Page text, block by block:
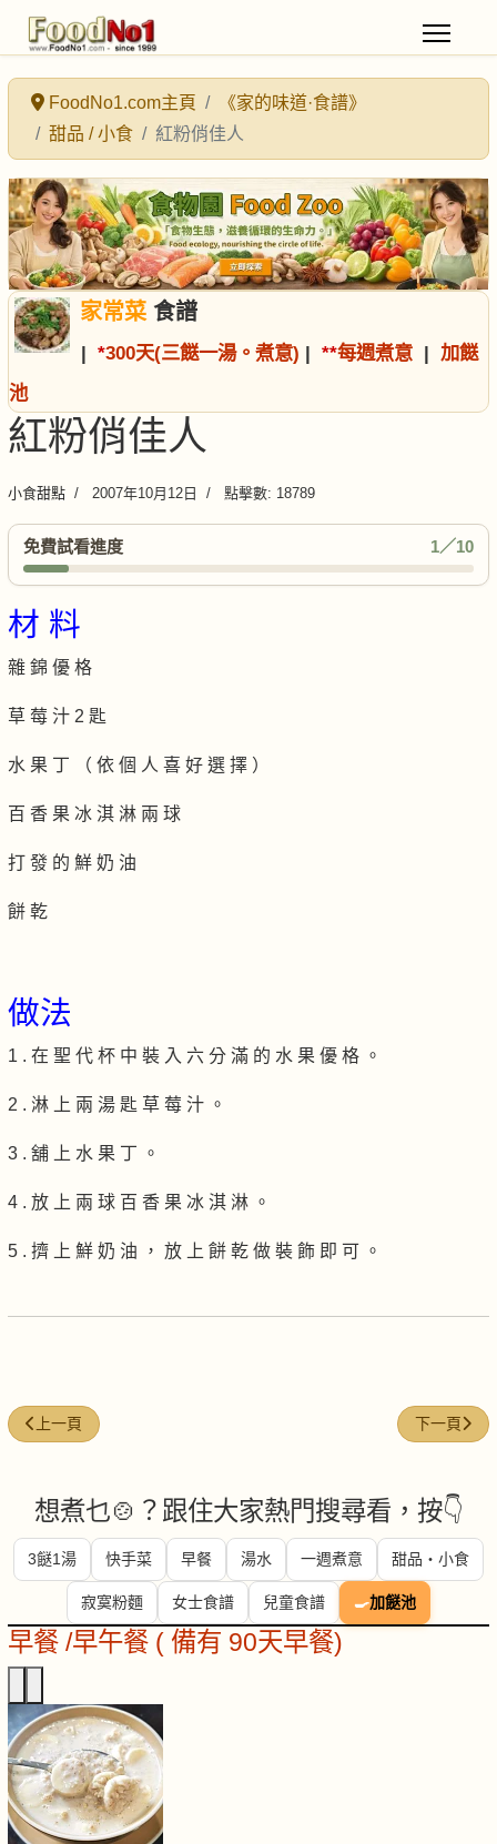
FoodNo1.com主頁
《家的味道·食譜》
甜品 / 小食
紅粉俏佳人
家常菜食譜
| *300天(三餸一湯。煮意) | **每週煮意 | 加餸
池
紅粉俏佳人
小食甜點 2007年10月12日 點擊數: 18789
免費試看進度 1／10
材 料
雜 錦 優 格
草 莓 汁 2 匙
水 果 丁 （ 依 個 人 喜 好 選 擇 ）
百 香 果 冰 淇 淋 兩 球
打 發 的 鮮 奶 油
餅 乾
做法
1 . 在 聖 代 杯 中 裝 入 六 分 滿 的 水 果 優 格 。
2 . 淋 上 兩 湯 匙 草 莓 汁 。
3 . 舖 上 水 果 丁 。
4 . 放 上 兩 球 百 香 果 冰 淇 淋 。
5 . 擠 上 鮮 奶 油 ， 放 上 餅 乾 做 裝 飾 即 可 。
上一篇文章: 奇異果乳酪摩士蛋糕
上一頁 下一篇文章
下一頁
想煮乜🍲？跟住大家熱門搜尋看，按👇
3餸1湯 快手菜 早餐 湯水 一週煮意 甜品・小食
寂寞粉麵 女士食譜 兒童食譜 🍳加餸池
早餐 /早午餐 ( 備有 90天早餐)